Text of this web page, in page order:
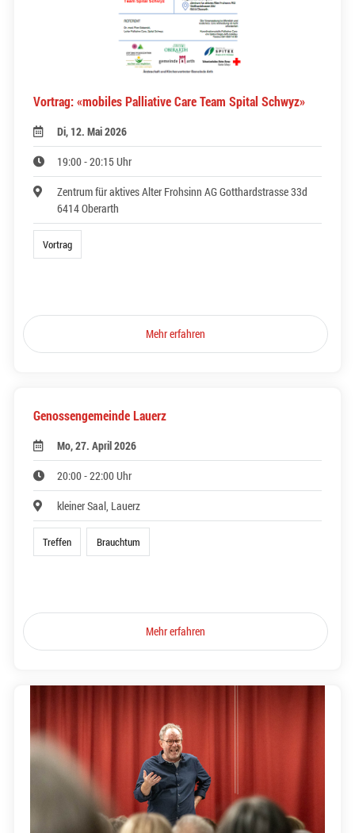
Vortrag: «mobiles Palliative Care Team Spital Schwyz»
Di, 12. Mai 2026
19:00 - 20:15 Uhr
Zentrum für aktives Alter Frohsinn AG Gotthardstrasse 33d
6414 Oberarth
Vortrag
Mehr erfahren
Genossengemeinde Lauerz
Mo, 27. April 2026
20:00 - 22:00 Uhr
kleiner Saal, Lauerz
Treffen Brauchtum
Mehr erfahren